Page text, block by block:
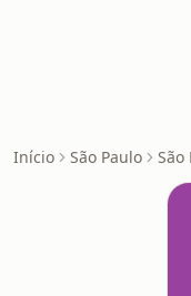
Início São Paulo São